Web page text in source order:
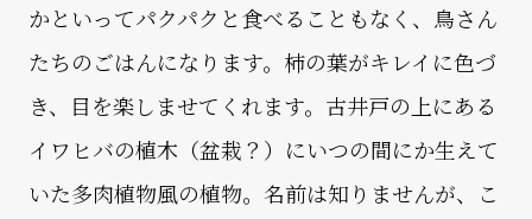
かといってパクパクと食べることもなく、鳥さん
たちのごはんになります。柿の葉がキレイに色づ
き、目を楽しませてくれます。古井戸の上にある
イワヒバの植木（盆栽？）にいつの間にか生えて
いた多肉植物風の植物。名前は知りませんが、こ